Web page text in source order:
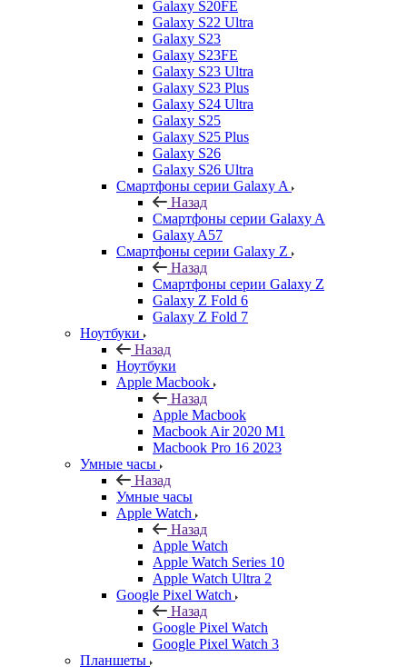
Galaxy S20FE
Galaxy S22 Ultra
Galaxy S23
Galaxy S23FE
Galaxy S23 Ultra
Galaxy S23 Plus
Galaxy S24 Ultra
Galaxy S25
Galaxy S25 Plus
Galaxy S26
Galaxy S26 Ultra
Смартфоны серии Galaxy A
Назад
Смартфоны серии Galaxy A
Galaxy A57
Смартфоны серии Galaxy Z
Назад
Смартфоны серии Galaxy Z
Galaxy Z Fold 6
Galaxy Z Fold 7
Ноутбуки
Назад
Ноутбуки
Apple Macbook
Назад
Apple Macbook
Macbook Air 2020 M1
Macbook Pro 16 2023
Умные часы
Назад
Умные часы
Apple Watch
Назад
Apple Watch
Apple Watch Series 10
Apple Watch Ultra 2
Google Pixel Watch
Назад
Google Pixel Watch
Google Pixel Watch 3
Планшеты